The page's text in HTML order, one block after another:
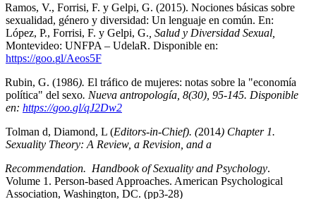
Ramos, V., Forrisi, F. y Gelpi, G. (2015). Nociones básicas sobre
sexualidad, género y diversidad: Un lenguaje en común. En:
López, P., Forrisi, F. y Gelpi, G. , Salud y Diversidad Sexual,
Montevideo: UNFPA – UdelaR. Disponible en:
https://goo.gl/Aeos5F
Rubin, G. (1986).El tráfico de mujeres: notas sobre la "economía
política" del sexo. Nueva antropología, 8(30), 95-145. Disponible
en: https://goo.gl/qJ2Dw2
Tolman d, Diamond, L (Editors-in-Chief). (2014) Chapter 1.
Sexuality Theory: A Review, a Revision, and a
Recommendation. Handbook of Sexuality and Psychology.
Volume 1. Person-based Approaches. American Psychological
Association, Washington, DC. (pp3-28)